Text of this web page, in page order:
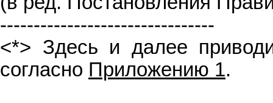
--------------------------------
<*> Здесь и далее
согласно Приложению 1.